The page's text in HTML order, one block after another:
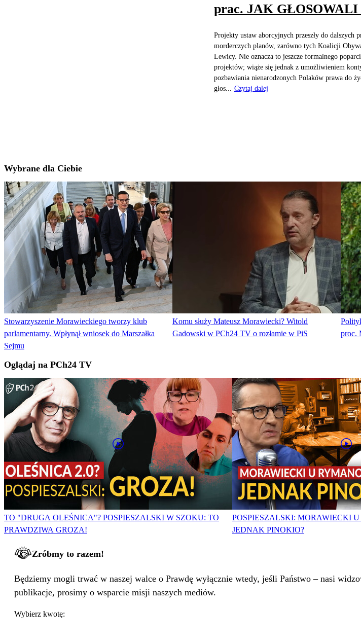
prac. JAK GŁOSOWALI
Projekty ustaw aborcyjnych przeszły do dalszych
morderczych planów, zarówno tych Koalicji
Lewicy. Nie oznacza to jeszcze formalnego
projektów; wiąże się jednak z umożliwieniem
pozbawiania nienarodzonych Polaków prawa do
głos... Czytaj dalej
Wybrane dla Ciebie
Stowarzyszenie Morawieckiego tworzy klub
parlamentarny. Wpłynął wniosek do Marszałka
Sejmu
Komu służy Mateusz Morawiecki? Witold
Gadowski w PCh24 TV o rozłamie w PiS
proc.
Oglądaj na PCh24 TV
TO "DRUGA OLEŚNICA"? POSPIESZALSKI W SZOKU: TO
PRAWDZIWA GROZA!
POSPIESZALSKI: MORAWIECKI
JEDNAK PINOKIO?
Zróbmy to razem!
Będziemy mogli trwać w naszej walce o Prawdę wyłącznie wtedy, jeśli Państwo – nasi
publikacje, prosimy o wsparcie misji naszych mediów.
Wybierz kwotę: